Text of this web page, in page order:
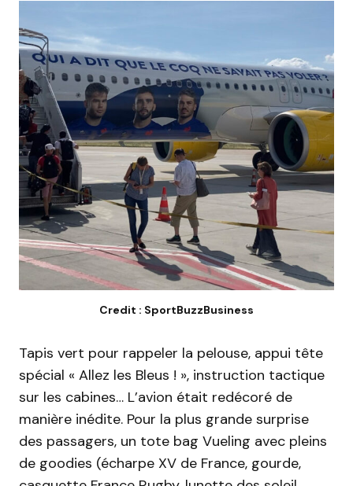
Credit : SportBuzzBusiness
Tapis vert pour rappeler la pelouse, appui tête
spécial « Allez les Bleus ! », instruction tactique
sur les cabines… L’avion était redécoré de
manière inédite. Pour la plus grande surprise
des passagers, un tote bag Vueling avec pleins
de goodies (écharpe XV de France, gourde,